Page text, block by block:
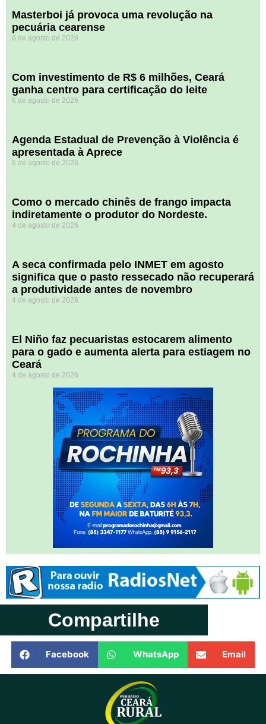
Masterboi já provoca uma revolução na
pecuária cearense
6 de agosto de 2026
Com investimento de R$ 6 milhões, Ceará
ganha centro para certificação do leite
6 de agosto de 2026
Agenda Estadual de Prevenção à Violência é
apresentada à Aprece
6 de agosto de 2026
​Como o mercado chinês de frango impacta
indiretamente o produtor do Nordeste.
4 de agosto de 2026
A seca confirmada pelo INMET em agosto
significa que o pasto ressecado não recuperará
a produtividade antes de novembro
4 de agosto de 2026
El Niño faz pecuaristas estocarem alimento
para o gado e aumenta alerta para estiagem no
Ceará
4 de agosto de 2026
Compartilhe
Facebook WhatsApp Email